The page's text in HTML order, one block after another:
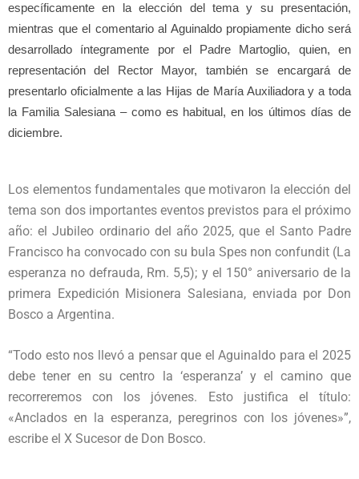
específicamente en la elección del tema y su presentación,
mientras que el comentario al Aguinaldo propiamente dicho será
desarrollado íntegramente por el Padre Martoglio, quien, en
representación del Rector Mayor, también se encargará de
presentarlo oficialmente a las Hijas de María Auxiliadora y a toda
la Familia Salesiana – como es habitual, en los últimos días de
diciembre.
Los elementos fundamentales que motivaron la elección del
tema son dos importantes eventos previstos para el próximo
año: el Jubileo ordinario del año 2025, que el Santo Padre
Francisco ha convocado con su bula Spes non confundit (La
esperanza no defrauda, Rm. 5,5); y el 150° aniversario de la
primera Expedición Misionera Salesiana, enviada por Don
Bosco a Argentina.
“Todo esto nos llevó a pensar que el Aguinaldo para el 2025
debe tener en su centro la ‘esperanza’ y el camino que
recorreremos con los jóvenes. Esto justifica el título:
«Anclados en la esperanza, peregrinos con los jóvenes»”,
escribe el X Sucesor de Don Bosco.